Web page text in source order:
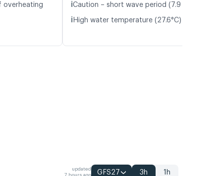
overheating
ℹ️Caution – short wave period (7.9 s)
ℹ️ High water temperature (27.6°C)
updated
GFS27 3h 1h